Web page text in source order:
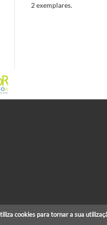
2 exemplares.
cookies para tornar a sua